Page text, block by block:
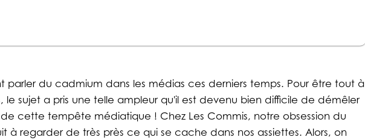
parler du cadmium dans les médias ces derniers temps. Pour être tout à
le sujet a pris une telle ampleur qu'il est devenu bien difficile de démêler
cette tempête médiatique ! Chez Les Commis, notre obsession du
à regarder de très près ce qui se cache dans nos assiettes. Alors, on